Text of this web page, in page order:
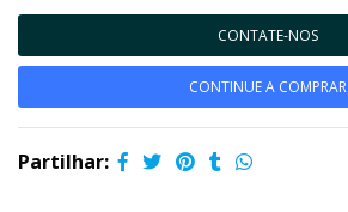
CONTATE-NOS
CONTINUE A COMPRAR
Partilhar: